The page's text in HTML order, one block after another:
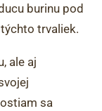
burinu pod
trvaliek.
ale aj
sa